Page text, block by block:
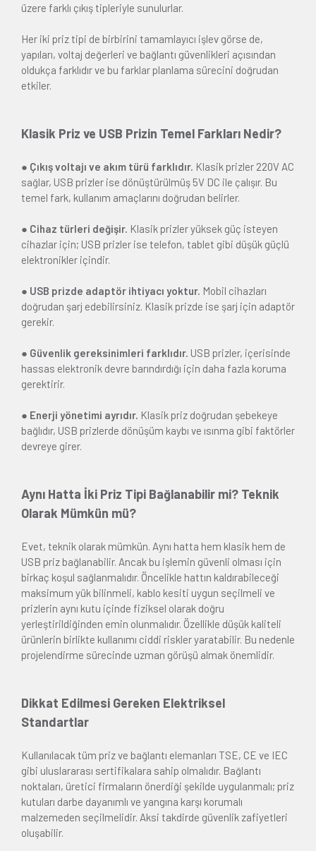
üzere farklı çıkış tipleriyle sunulurlar.
Her iki priz tipi de birbirini tamamlayıcı işlev görse de,
yapıları, voltaj değerleri ve bağlantı güvenlikleri açısından
oldukça farklıdır ve bu farklar planlama sürecini doğrudan
etkiler.
Klasik Priz ve USB Prizin Temel Farkları Nedir?
● Çıkış voltajı ve akım türü farklıdır. Klasik prizler 220V AC
sağlar, USB prizler ise dönüştürülmüş 5V DC ile çalışır. Bu
temel fark, kullanım amaçlarını doğrudan belirler.
● Cihaz türleri değişir. Klasik prizler yüksek güç isteyen
cihazlar için; USB prizler ise telefon, tablet gibi düşük güçlü
elektronikler içindir.
● USB prizde adaptör ihtiyacı yoktur. Mobil cihazları
doğrudan şarj edebilirsiniz. Klasik prizde ise şarj için adaptör
gerekir.
● Güvenlik gereksinimleri farklıdır. USB prizler, içerisinde
hassas elektronik devre barındırdığı için daha fazla koruma
gerektirir.
● Enerji yönetimi ayrıdır. Klasik priz doğrudan şebekeye
bağlıdır, USB prizlerde dönüşüm kaybı ve ısınma gibi faktörler
devreye girer.
Aynı Hatta İki Priz Tipi Bağlanabilir mi? Teknik
Olarak Mümkün mü?
Evet, teknik olarak mümkün. Aynı hatta hem klasik hem de
USB priz bağlanabilir. Ancak bu işlemin güvenli olması için
birkaç koşul sağlanmalıdır. Öncelikle hattın kaldırabileceği
maksimum yük bilinmeli, kablo kesiti uygun seçilmeli ve
prizlerin aynı kutu içinde fiziksel olarak doğru
yerleştirildiğinden emin olunmalıdır. Özellikle düşük kaliteli
ürünlerin birlikte kullanımı ciddi riskler yaratabilir. Bu nedenle
projelendirme sürecinde uzman görüşü almak önemlidir.
Dikkat Edilmesi Gereken Elektriksel
Standartlar
Kullanılacak tüm priz ve bağlantı elemanları TSE, CE ve IEC
gibi uluslararası sertifikalara sahip olmalıdır. Bağlantı
noktaları, üretici firmaların önerdiği şekilde uygulanmalı; priz
kutuları darbe dayanımlı ve yangına karşı korumalı
malzemeden seçilmelidir. Aksi takdirde güvenlik zafiyetleri
oluşabilir.